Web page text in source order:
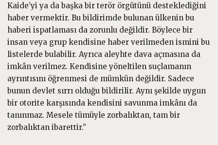
Kaide’yi ya da başka bir terör örgütünü desteklediğini
haber vermektir. Bu bildirimde bulunan ülkenin bu
haberi ispatlaması da zorunlu değildir. Böylece bir
insan veya grup kendisine haber verilmeden ismini bu
listelerde bulabilir. Ayrıca aleyhte dava açmasına da
imkân verilmez. Kendisine yöneltilen suçlamanın
ayrıntısını öğrenmesi de mümkün değildir. Sadece
bunun devlet sırrı olduğu bildirilir. Aynı şekilde uygun
bir otorite karşısında kendisini savunma imkânı da
tanınmaz. Mesele tümüyle zorbalıktan, tam bir
zorbalıktan ibarettir.”